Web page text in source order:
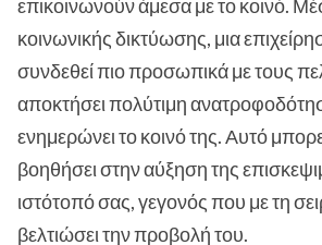
επικοινωνούν άμεσα με το κοινό.
κοινωνικής δικτύωσης, μια
συνδεθεί πιο προσωπικά με τους
αποκτήσει πολύτιμη
ενημερώνει το κοινό της. Αυτό
βοηθήσει στην αύξηση της
ιστότοπό σας, γεγονός που με τη
βελτιώσει την προβολή του.